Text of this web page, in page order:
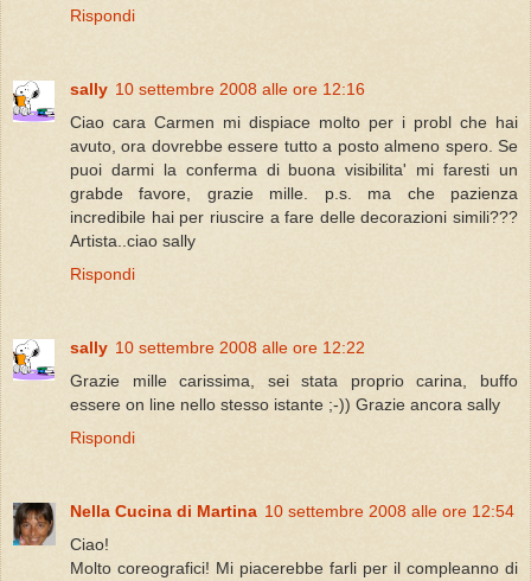
Rispondi
sally 10 settembre 2008 alle ore 12:16
Ciao cara Carmen mi dispiace molto per i probl che hai
avuto, ora dovrebbe essere tutto a posto almeno spero. Se
puoi darmi la conferma di buona visibilita' mi faresti un
grabde favore, grazie mille. p.s. ma che pazienza
incredibile hai per riuscire a fare delle decorazioni simili???
Artista..ciao sally
Rispondi
sally 10 settembre 2008 alle ore 12:22
Grazie mille carissima, sei stata proprio carina, buffo
essere on line nello stesso istante ;-)) Grazie ancora sally
Rispondi
Nella Cucina di Martina 10 settembre 2008 alle ore 12:54
Ciao!
Molto coreografici! Mi piacerebbe farli per il compleanno di